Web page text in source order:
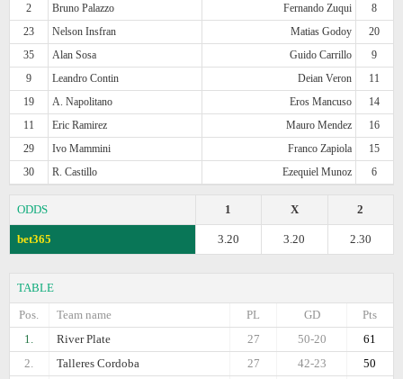
2
Bruno Palazzo Fernando Zuqui
8
23
Nelson Insfran Matias Godoy
20
35
Alan Sosa Guido Carrillo
9
9
Leandro Contin Deian Veron
11
19
A. Napolitano Eros Mancuso
14
11
Eric Ramirez Mauro Mendez
16
29
Ivo Mammini Franco Zapiola
15
30
R. Castillo Ezequiel Munoz 6
ODDS 2
X
1
bet365 2.30
3.20
3.20
TABLE
Pos.
Team name Pts
GD
PL
1.
River Plate 61
50-20
27
2.
Talleres Cordoba 50
42-23
27